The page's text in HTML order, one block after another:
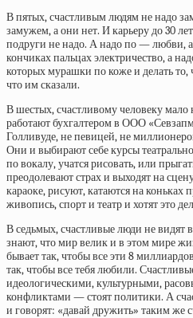
В пятых, счастливым людям не надо
замужем, а они нет. И карьеру до 30
подруги не надо. А надо по — любви, а
кончиках пальцах электричество, а
которых мурашки по коже и делать то,
что им сказали.
В шестых, счастливому человеку
работают бухгалтером в ООО
Голливуде, не певицей, не
Они и выбирают себе курсы
по вокалу, учатся рисовать, или
преодолевают страх и выходят на
караоке, рисуют, катаются на коньках
живопись, спорт и театр и хотят это
В седьмых, счастливые люди не видят
знают, что мир велик и в этом мире
бывает так, чтобы все эти 8
так, чтобы все тебя любили.
идеологическими, культурными,
конфликтами — стоят политики. А
и говорят: «давай дружить» таким же